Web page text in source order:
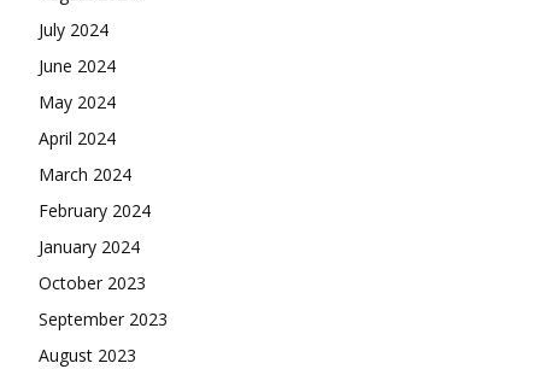
July 2024
June 2024
May 2024
April 2024
March 2024
February 2024
January 2024
October 2023
September 2023
August 2023